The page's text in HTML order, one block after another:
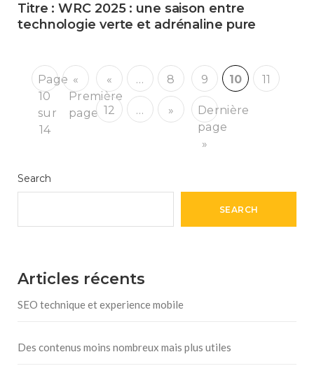
Titre : WRC 2025 : une saison entre
technologie verte et adrénaline pure
Page
10
sur
14
«
Première
page
« … 8 9 10 11
12 … »
Dernière
page
»
Search
SEARCH
Articles récents
SEO technique et experience mobile
Des contenus moins nombreux mais plus utiles